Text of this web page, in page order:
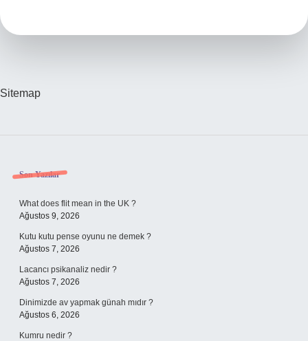
Sitemap
Sidebar
Son Yazılar
What does flit mean in the UK ?
Ağustos 9, 2026
Kutu kutu pense oyunu ne demek ?
Ağustos 7, 2026
Lacancı psikanaliz nedir ?
Ağustos 7, 2026
Dinimizde av yapmak günah mıdır ?
Ağustos 6, 2026
Kumru nedir ?